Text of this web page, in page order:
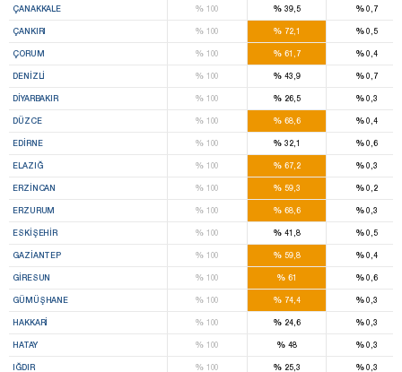
ÇANAKKALE %100 % 39,5 %0,7
ÇANKIRI %100 % 72,1 %0,5
ÇORUM %100 % 61,7 %0,4
DENIZLI %100 % 43,9 %0,7
DIYARBAKIR %100 % 26,5 %0,3
DÜZCE %100 % 68,6 %0,4
EDIRNE %100 % 32,1 %0,6
ELAZIĞ %100 % 67,2 %0,3
ERZINCAN %100 % 59,3 %0,2
ERZURUM %100 % 68,6 %0,3
ESKIŞEHIR %100 % 41,8 %0,5
GAZIANTEP %100 % 59,8 %0,4
GIRESUN %100 % 61 %0,6
GÜMÜŞHANE %100 % 74,4 %0,3
HAKKARI %100 % 24,6 %0,3
HATAY %100 % 48 %0,3
IĞDIR %100 % 25,3 %0,3